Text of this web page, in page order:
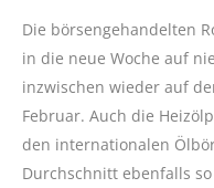
Die börsengehandelten
in die neue Woche auf
inzwischen wieder auf
Februar. Auch die
den internationalen
Durchschnitt ebenfalls